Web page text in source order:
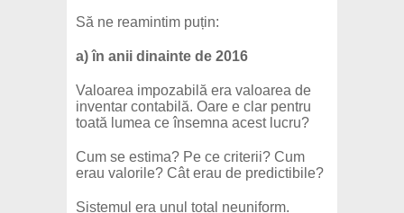
Să ne reamintim puțin:
a) în anii dinainte de 2016
Valoarea impozabilă era valoarea de
inventar contabilă. Oare e clar pentru
toată lumea ce însemna acest lucru?
Cum se estima? Pe ce criterii? Cum
erau valorile? Cât erau de predictibile?
Sistemul era unul total neuniform.